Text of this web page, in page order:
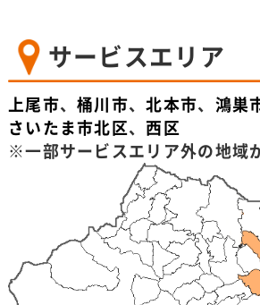
サービスエリア
上尾市、桶川市、 北本市、 鴻巣
さいたま市北区、 西区
※一部サービスエリア外の地域